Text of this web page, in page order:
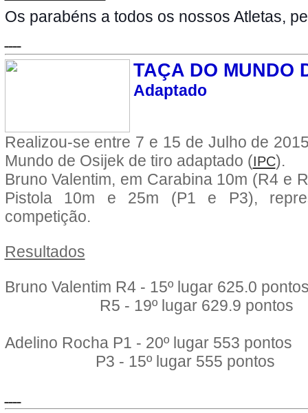
Os parabéns a todos os nossos Atletas,
TAÇA DO MUNDO
Adaptado
Realizou-se entre 7 e 15 de Julho de
Mundo de Osijek de tiro adaptado (IPC).
Bruno Valentim, em Carabina 10m (R4 e
Pistola 10m e 25m (P1 e P3),
competição.
Resultados
Bruno Valentim R4 - 15º lugar 625.0
R5 - 19º lugar 629.9 pontos
Adelino Rocha P1 - 20º lugar 553 pontos
P3 - 15º lugar 555 pontos